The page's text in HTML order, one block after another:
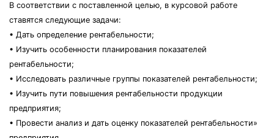
В соответствии с поставленной целью, в курсовой работе
ставятся следующие задачи:
• Дать определение рентабельности;
• Изучить особенности планирования показателей
рентабельности;
• Исследовать различные группы показателей рентабельности;
• Изучить пути повышения рентабельности продукции
предприятия;
• Провести анализ и дать оценку показателей рентабельности»